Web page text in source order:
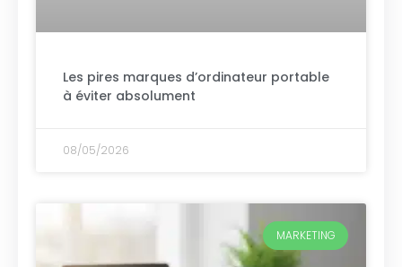
Les pires marques d’ordinateur portable
à éviter absolument
08/05/2026
MARKETING